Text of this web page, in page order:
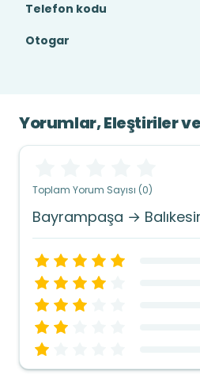
Telefon kodu
Otogar
Yorumlar, Eleştiriler
Toplam Yorum Sayısı (0)
Bayrampaşa → Balıkesir